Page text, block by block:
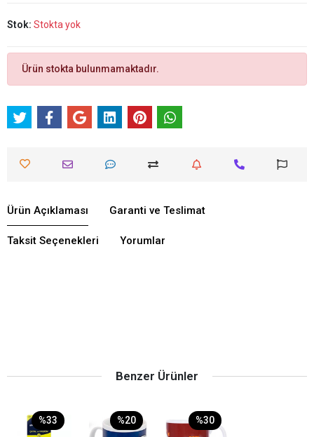
Stok: Stokta yok
Ürün stokta bulunmamaktadır.
Ürün Açıklaması Garanti ve Teslimat
Taksit Seçenekleri Yorumlar
Benzer Ürünler
%33 %20 %30